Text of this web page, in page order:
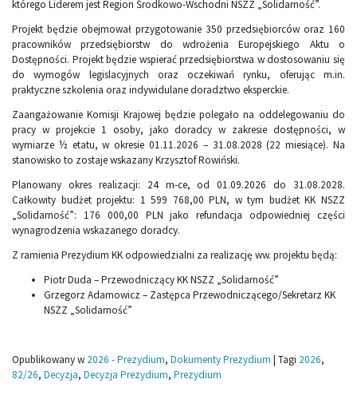
którego Liderem jest Region Środkowo-Wschodni NSZZ „Solidarność”.
Projekt będzie obejmował przygotowanie 350 przedsiębiorców oraz 160
pracowników przedsiębiorstw do wdrożenia Europejskiego Aktu o
Dostępności. Projekt będzie wspierać przedsiębiorstwa w dostosowaniu się
do wymogów legislacyjnych oraz oczekiwań rynku, oferując m.in.
praktyczne szkolenia oraz indywidulane doradztwo eksperckie.
Zaangażowanie Komisji Krajowej będzie polegało na oddelegowaniu do
pracy w projekcie 1 osoby, jako doradcy w zakresie dostępności, w
wymiarze ½ etatu, w okresie 01.11.2026 – 31.08.2028 (22 miesiące). Na
stanowisko to zostaje wskazany Krzysztof Rowiński.
Planowany okres realizacji: 24 m-ce, od 01.09.2026 do 31.08.2028.
Całkowity budżet projektu: 1 599 768,00 PLN, w tym budżet KK NSZZ
„Solidarność”: 176 000,00 PLN jako refundacja odpowiedniej części
wynagrodzenia wskazanego doradcy.
Z ramienia Prezydium KK odpowiedzialni za realizację ww. projektu będą:
Piotr Duda – Przewodniczący KK NSZZ „Solidarność”
Grzegorz Adamowicz – Zastępca Przewodniczącego/Sekretarz KK
NSZZ „Solidarność”
Opublikowany w 2026 - Prezydium, Dokumenty Prezydium | Tagi 2026,
82/26, Decyzja, Decyzja Prezydium, Prezydium